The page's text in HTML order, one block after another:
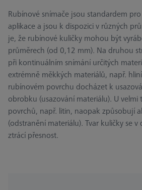
Rubínové snímače jsou standardem
aplikace a jsou k dispozici v různých
je, že rubínové kuličky mohou být
průměrech (od 0,12 mm). Na druhou
při kontinuálním snímání určitých
extrémně měkkých materiálů, např.
rubínovém povrchu docházet k
obrobku (usazování materiálu). U velmi
povrchů, např. litin, naopak způsobují
(odstranění materiálu). Tvar kuličky se
ztrácí přesnost.